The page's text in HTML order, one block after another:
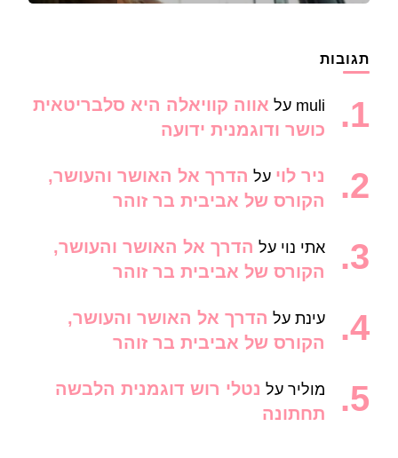
תגובות
muli על אווה קוויאלה היא סלבריטאית
כושר ודוגמנית ידועה
ניר לוי על הדרך אל האושר והעושר,
הקורס של אביבית בר זוהר
אתי נוי על הדרך אל האושר והעושר,
הקורס של אביבית בר זוהר
עינת על הדרך אל האושר והעושר,
הקורס של אביבית בר זוהר
מוליר על נטלי רוש דוגמנית הלבשה
תחתונה